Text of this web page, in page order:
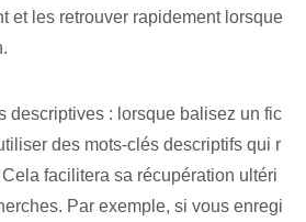
et les retrouver ⁣rapidement​ lorsque
descriptives‌ : lorsque ⁢balisez un fic
des mots-clés descriptifs‍ qui r
facilitera sa récupération ultéri
Par exemple, si vous enregi